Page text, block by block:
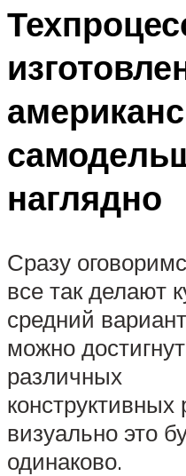
наглядно
Сразу
все так делают
средний
можно
различных
визуально это
одинаково.